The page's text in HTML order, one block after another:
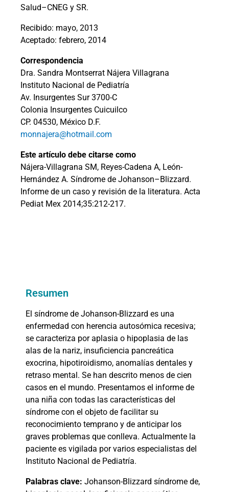
Salud–CNEG y SR.
Recibido: mayo, 2013
Aceptado: febrero, 2014
Correspondencia
Dra. Sandra Montserrat Nájera Villagrana
Instituto Nacional de Pediatría
Av. Insurgentes Sur 3700-C
Colonia Insurgentes Cuicuilco
CP. 04530, México D.F.
monnajera@hotmail.com
Este artículo debe citarse como
Nájera-Villagrana SM, Reyes-Cadena A, León-
Hernández A. Síndrome de Johanson–Blizzard.
Informe de un caso y revisión de la literatura. Acta
Pediat Mex 2014;35:212-217.
Resumen
El síndrome de Johanson-Blizzard es una
enfermedad con herencia autosómica recesiva;
se caracteriza por aplasia o hipoplasia de las
alas de la nariz, insuficiencia pancreática
exocrina, hipotiroidismo, anomalías dentales y
retraso mental. Se han descrito menos de cien
casos en el mundo. Presentamos el informe de
una niña con todas las características del
síndrome con el objeto de facilitar su
reconocimiento temprano y de anticipar los
graves problemas que conlleva. Actualmente la
paciente es vigilada por varios especialistas del
Instituto Nacional de Pediatría.
Palabras clave: Johanson-Blizzard síndrome de,